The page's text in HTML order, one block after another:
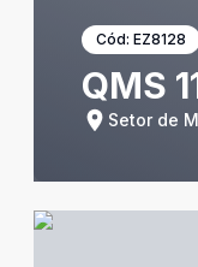
Cód: EZ8128
QMS
Setor de